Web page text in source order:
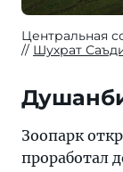
Центральная
Шухрат
Зоопарк
проработал